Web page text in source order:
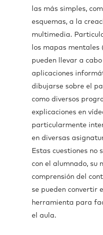
las más simples,
esquemas, a la
multimedia.
los mapas mentales
pueden llevar a
aplicaciones
dibujarse sobre el
como diversos
explicaciones en
particularmente
en diversas
Estas cuestiones no
con el alumnado, su
comprensión del
se pueden convertir
herramienta para
el aula.